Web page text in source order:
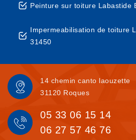
Peinture sur toiture Labastide
Impermeabilisation de toiture
31450
14 chemin canto laouzette
31120 Roques
05 33 06 15 14
06 27 57 46 76